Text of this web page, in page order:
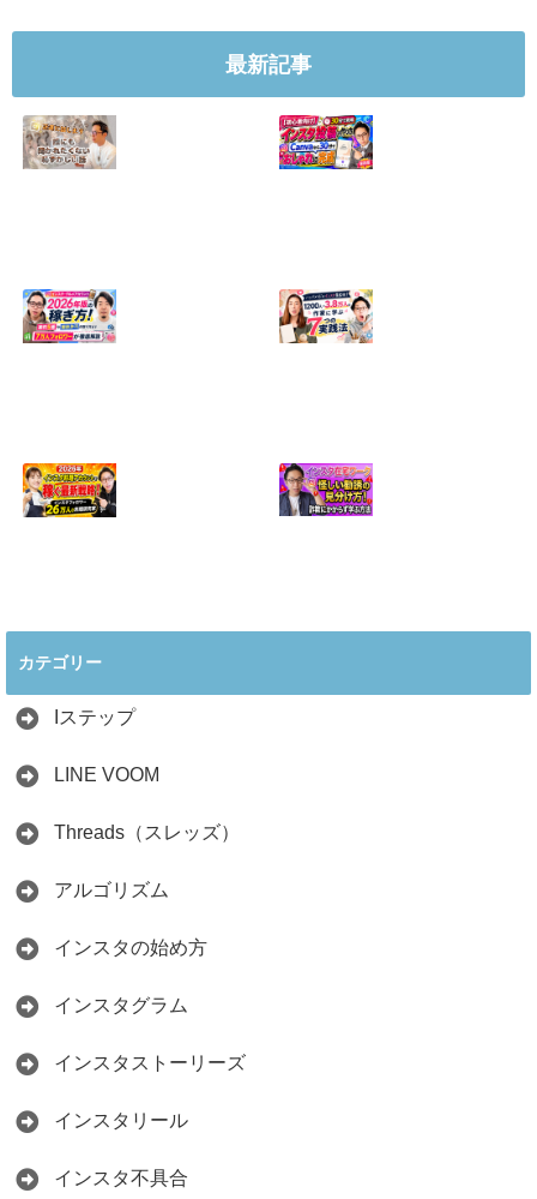
最新記事
たくなかった、僕
のいちばん恥ずか
しい話
方！Canvaなら30
分でおしゃれに完
成
版の稼ぎ方！案件
5種や撮影許可の
取り方まで7万人
1200人→3.8万人
の作家に学ぶ7つ
の実践法
人の料理研究家が
ント
2026.05.15
カテゴリー
Iステップ
LINE VOOM
Threads（スレッズ）
アルゴリズム
インスタの始め方
インスタグラム
インスタストーリーズ
インスタリール
インスタ不具合